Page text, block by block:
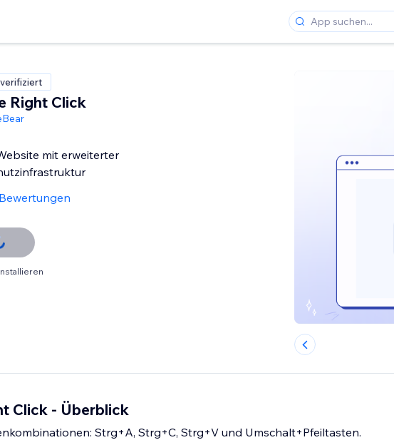
Right Click
mit erweiterter
Click - Überblick
Strg+A, Strg+C, Strg+V und Umschalt+Pfeiltasten.